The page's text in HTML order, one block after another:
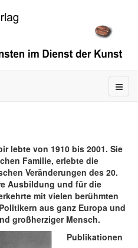
lebte von 1910 bis 2001. Sie
Familie, erlebte die
Veränderungen des 20.
Ausbildung und für die
mit vielen berühmten
aus ganz Europa und
großherziger Mensch.
Publikationen